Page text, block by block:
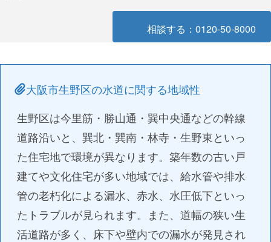
相談する：0120-50-8000
大阪市生野区の水道に関する地域性
生野区は今里筋・勝山通・巽中央通などの幹線
道路沿いと、巽北・巽南・林寺・生野東といっ
た住宅地で環境が異なります。築年数の古い戸
建てや文化住宅が多い地域では、給水管や排水
管の老朽化による漏水、赤水、水圧低下といっ
たトラブルが見られます。また、道幅の狭い生
活道路が多く、床下や壁内での漏水が発見され